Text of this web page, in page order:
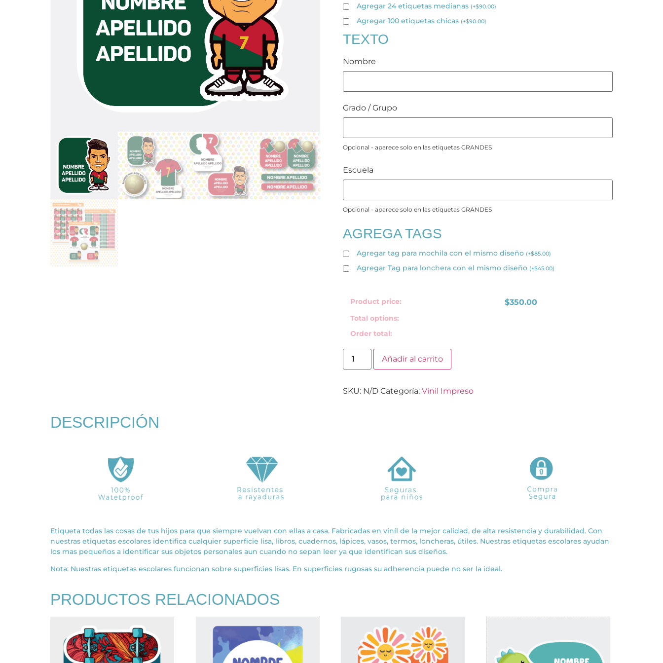
Agregar 24 etiquetas medianas (+$90.00)
Agregar 100 etiquetas chicas (+$90.00)
TEXTO
Nombre
Grado / Grupo
Opcional - aparece solo en las etiquetas GRANDES
Escuela
Opcional - aparece solo en las etiquetas GRANDES
AGREGA TAGS
Agregar tag para mochila con el mismo diseño (+$85.00)
Agregar Tag para lonchera con el mismo diseño (+$45.00)
Product price: $350.00
Total options:
Order total:
Añadir al carrito
SKU: N/D Categoría: Vinil Impreso
DESCRIPCIÓN
Etiqueta todas las cosas de tus hijos para que siempre vuelvan con ellas a casa. Fabricadas en viníl de la mejor calidad, de alta resistencia y durabilidad. Con
nuestras etiquetas escolares identifica cualquier superficie lisa, libros, cuadernos, lápices, vasos, termos, loncheras, útiles. Nuestras etiquetas escolares ayudan
los mas pequeños a identificar sus objetos personales aun cuando no sepan leer ya que identifican sus diseños.
Nota: Nuestras etiquetas escolares funcionan sobre superficies lisas. En superficies rugosas su adherencia puede no ser la ideal.
PRODUCTOS RELACIONADOS